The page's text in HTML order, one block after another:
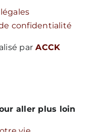
aller plus loin
confidentialité
par ACCK